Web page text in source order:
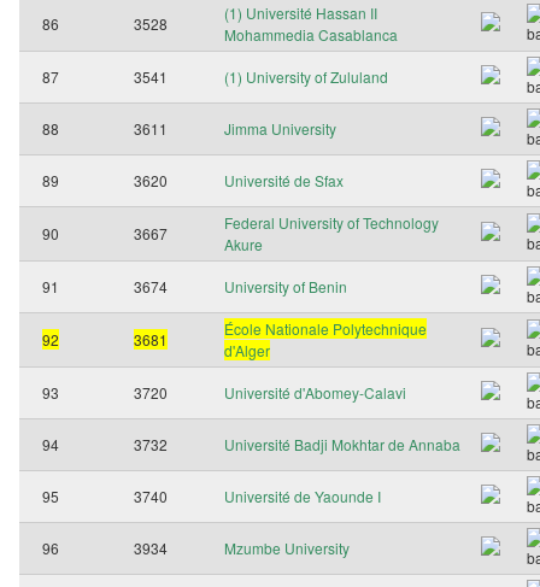
86 3528
(1) Université Hassan II
Mohammedia Casablanca
87 3541 (1) University of Zululand
88 3611 Jimma University
89 3620 Université de Sfax
90 3667
Federal University of Technology
Akure
91 3674 University of Benin
92 3681
École Nationale Polytechnique
d'Alger
93 3720 Université d'Abomey-Calavi
94 3732 Université Badji Mokhtar de Annaba
95 3740 Université de Yaounde I
96 3934 Mzumbe University